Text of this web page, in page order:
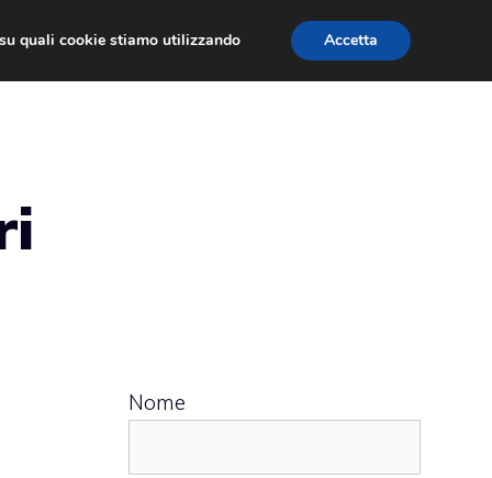
Nome
quali cookie stiamo utilizzando
Accetta